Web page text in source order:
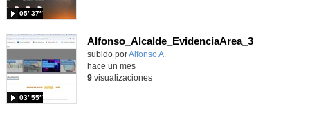
05′ 37″
Alfonso_Alcalde_EvidenciaArea_3
Contenido educativo.
subido porAlfonso A.
03′ 55″
hace un mes
9visualizaciones